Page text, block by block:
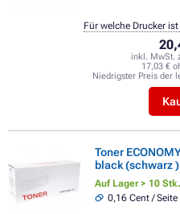
inkl. MwSt.
17,03 €
Niedrigster Preis der
Für welche Drucker
Toner
black (schwarz )
Auf Lager > 10 Stk.
0,16 Cent / Seite